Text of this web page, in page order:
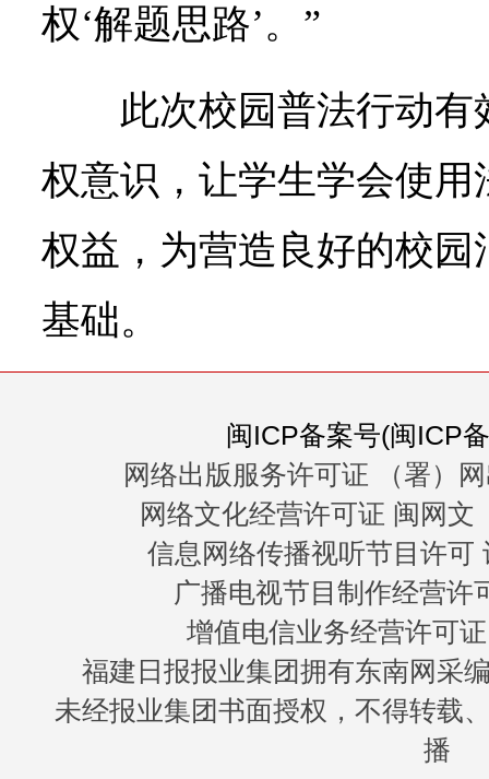
权‘解题思路’。”
此次校园普法行动
权意识，让学生学会使
权益，为营造良好的校
基础。
闽ICP备案号(闽ICP
网络出版服务许可证 （署）
网络文化经营许可证 闽网文
信息网络传播视听节目许可
广播电视节目制作经营许
增值电信业务经营许可
福建日报报业集团拥有东南网采
未经报业集团书面授权，不得转载
播